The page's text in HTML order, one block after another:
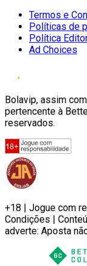
Termos e
Políticas de
Política
Ad Choices
Bolavip, assim
pertencente à
reservados.
+18 | Jogue com
Condições |
adverte: Aposta